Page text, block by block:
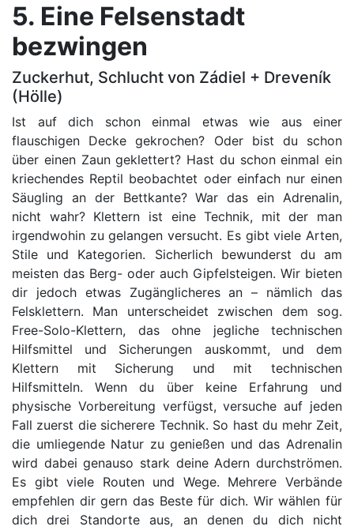
5. Eine Felsenstadt
bezwingen
Zuckerhut, Schlucht von Zádiel + Dreveník
(Hölle)
Ist auf dich schon einmal etwas wie aus einer
flauschigen Decke gekrochen? Oder bist du schon
über einen Zaun geklettert? Hast du schon einmal ein
kriechendes Reptil beobachtet oder einfach nur einen
Säugling an der Bettkante? War das ein Adrenalin,
nicht wahr? Klettern ist eine Technik, mit der man
irgendwohin zu gelangen versucht. Es gibt viele Arten,
Stile und Kategorien. Sicherlich bewunderst du am
meisten das Berg- oder auch Gipfelsteigen. Wir bieten
dir jedoch etwas Zugänglicheres an – nämlich das
Felsklettern. Man unterscheidet zwischen dem sog.
Free-Solo-Klettern, das ohne jegliche technischen
Hilfsmittel und Sicherungen auskommt, und dem
Klettern mit Sicherung und mit technischen
Hilfsmitteln. Wenn du über keine Erfahrung und
physische Vorbereitung verfügst, versuche auf jeden
Fall zuerst die sicherere Technik. So hast du mehr Zeit,
die umliegende Natur zu genießen und das Adrenalin
wird dabei genauso stark deine Adern durchströmen.
Es gibt viele Routen und Wege. Mehrere Verbände
empfehlen dir gern das Beste für dich. Wir wählen für
dich drei Standorte aus, an denen du dich nicht